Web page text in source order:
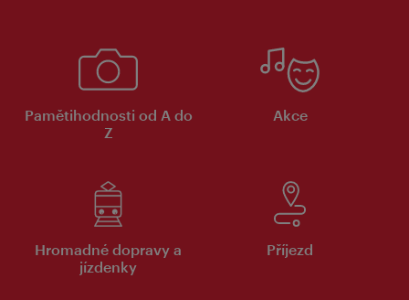
Pamětihodnosti od A do
Z
Akce
Hromadné dopravy a
jízdenky
Příjezd